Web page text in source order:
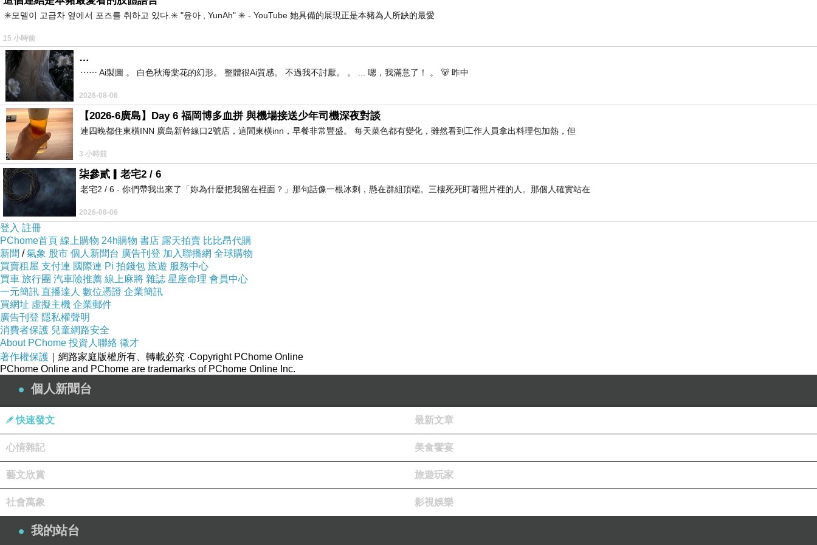
✳️모델이 고급차 옆에서 포즈를 취하고 있다.✳️ "윤아 , YunAh" ✳️ - YouTube 她具備的展現正是本豬為人所缺的最愛
15 小時前
…
⋯⋯ Ai製圖 。 白色秋海棠花的幻形。 整體很Ai質感。 不過我不討厭。 。 ... 嗯，我滿意了！ 。 🐻 昨中
2026-08-06
【2026-6廣島】Day 6 福岡博多血拼 與機場接送少年司機深夜對談
連四晚都住東橫INN 廣島新幹線口2號店，這間東橫inn，早餐非常豐盛。 每天菜色都有變化，雖然看到工作人員拿出料理包加熱，但
3 小時前
柒參貳▎老宅2 / 6
老宅2 / 6 - 你們帶我出來了「妳為什麼把我留在裡面？」那句話像一根冰刺，懸在群組頂端。三樓死死盯著照片裡的人。那個人確實站在
2026-08-06
登入 註冊
PChome首頁 線上購物 24h購物 書店 露天拍賣 比比昂代購
新聞 /氣象 股市 個人新聞台 廣告刊登 加入聯播網 全球購物
買賣租屋 支付連 國際連 Pi 拍錢包 旅遊 服務中心
買車 旅行團 汽車險推薦 線上麻將 雜誌 星座命理 會員中心
一元簡訊 直播達人 數位憑證 企業簡訊
買網址 虛擬主機 企業郵件
廣告刊登 隱私權聲明
消費者保護 兒童網路安全
About PChome 投資人聯絡 徵才
著作權保護 ｜網路家庭版權所有、轉載必究 ‧Copyright PChome Online
PChome Online and PChome are trademarks of PChome Online Inc.
個人新聞台
快速發文 最新文章
心情雜記 美食饗宴
藝文欣賞 旅遊玩家
社會萬象 影視娛樂
我的站台